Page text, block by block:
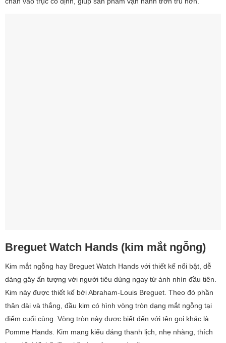
Breguet Watch Hands (kim mắt ngỗng)
Kim mắt ngỗng hay Breguet Watch Hands với thiết kế nổi bật, dễ
dàng gây ấn tượng với người tiêu dùng ngay từ ánh nhìn đầu tiên.
Kim này được thiết kế bởi Abraham-Louis Breguet. Theo đó phần
thân dài và thắng, đầu kim có hình vòng tròn dạng mắt ngỗng tại
điểm cuối cùng. Vòng tròn này được biết đến với tên gọi khác là
Pomme Hands. Kim mang kiểu dáng thanh lịch, nhẹ nhàng, thích